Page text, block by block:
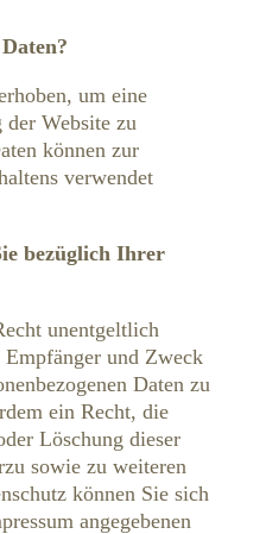
um eine
Website zu
können zur
verwendet
bezüglich Ihrer
unentgeltlich
und Zweck
Daten zu
ein Recht, die
Löschung dieser
sowie zu weiteren
können Sie sich
angegebenen